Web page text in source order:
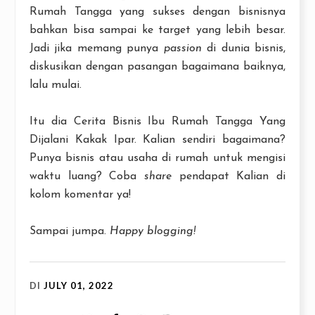
Rumah Tangga yang sukses dengan bisnisnya
bahkan bisa sampai ke target yang lebih besar.
Jadi jika memang punya passion di dunia bisnis,
diskusikan dengan pasangan bagaimana baiknya,
lalu mulai.
Itu dia Cerita Bisnis Ibu Rumah Tangga Yang
Dijalani Kakak Ipar. Kalian sendiri bagaimana?
Punya bisnis atau usaha di rumah untuk mengisi
waktu luang? Coba share pendapat Kalian di
kolom komentar ya!
Sampai jumpa. Happy blogging!
DI JULY 01, 2022